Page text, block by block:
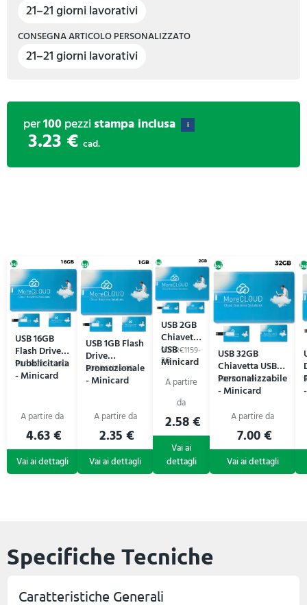
21–21 giorni lavorativi
CONSEGNA ARTICOLO PERSONALIZZATO
21–21 giorni lavorativi
per100pezzistampa inclusa i
3.23 € cad.
USB 16GB
Flash Drive
Pubblicitaria
- Minicard
90PRC1159-16G
4.63 €
USB 1GB Flash
Drive
Promozionale
- Minicard
90PRC1159-1G
2.35 €
USB 2GB
Chiavetta
USB -
Minicard
90PRC1159-
2G
2.58 €
USB 32GB
Chiavetta USB
Personalizzabile
- Minicard
90PRC1159-32G
7.00 €
Specifiche Tecniche
Caratteristiche Generali